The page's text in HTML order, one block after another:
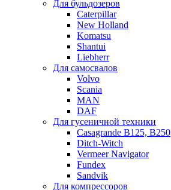
Для бульдозеров
Caterpillar
New Holland
Komatsu
Shantui
Liebherr
Для самосвалов
Volvo
Scania
MAN
DAF
Для гусеничной техники
Casagrande B125, B250
Ditch-Witch
Vermeer Navigator
Fundex
Sandvik
Для компрессоров